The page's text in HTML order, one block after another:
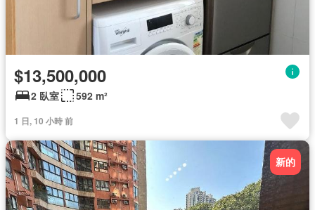
$13,500,000
2 臥室 592 m²
1 日, 10 小時 前
新的